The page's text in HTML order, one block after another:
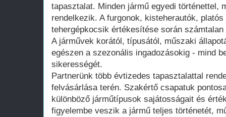
tapasztalat. Minden jármű egyedi történettel,
rendelkezik. A furgonok, kisteherautók,
tehergépkocsik értékesítése során
A járművek korától, típusától, műszaki
egészen a szezonális ingadozásokig - mind
sikerességét.
Partnerünk több évtizedes tapasztalattal
felvásárlása terén. Szakértő csapatuk
különböző járműtípusok sajátosságait és
figyelembe veszik a jármű teljes történetét,